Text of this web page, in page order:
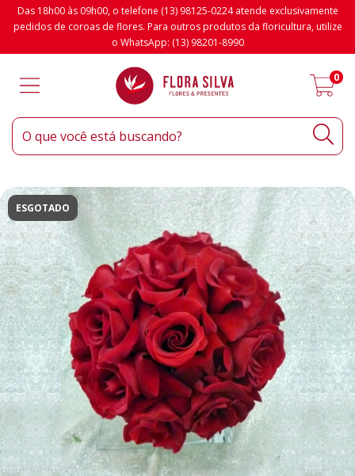
Das 18h00 às 09h00, o telefone (13) 98125-0224 atende exclusivamente
pedidos de coroas de flores. Para outros produtos da floricultura, utilize
o WhatsApp: (13) 98201-8990
0
ESGOTADO